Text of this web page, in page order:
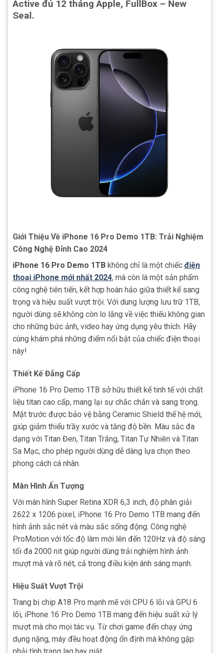
Active đủ 12 tháng Apple, FullBox – New
Seal.
Giới Thiệu Về iPhone 16 Pro Demo 1TB: Trải Nghiệm
Công Nghệ Đỉnh Cao 2024
iPhone 16 Pro Demo 1TB không chỉ là một chiếc điện
thoại iPhone mới nhất 2024, mà còn là một sản phẩm
công nghệ tiên tiến, kết hợp hoàn hảo giữa thiết kế sang
trọng và hiệu suất vượt trội. Với dung lượng lưu trữ 1TB,
người dùng sẽ không còn lo lắng về việc thiếu không gian
cho những bức ảnh, video hay ứng dụng yêu thích. Hãy
cùng khám phá những điểm nổi bật của chiếc điện thoại
này!
Thiết Kế Đẳng Cấp
iPhone 16 Pro Demo 1TB sở hữu thiết kế tinh tế với chất
liệu titan cao cấp, mang lại sự chắc chắn và sang trọng.
Mặt trước được bảo vệ bằng Ceramic Shield thế hệ mới,
giúp giảm thiểu trầy xước và tăng độ bền. Màu sắc đa
dạng với Titan Đen, Titan Trắng, Titan Tự Nhiên và Titan
Sa Mạc, cho phép người dùng dễ dàng lựa chọn theo
phong cách cá nhân.
Màn Hình Ấn Tượng
Với màn hình Super Retina XDR 6,3 inch, độ phân giải
2622 x 1206 pixel, iPhone 16 Pro Demo 1TB mang đến
hình ảnh sắc nét và màu sắc sống động. Công nghệ
ProMotion với tốc độ làm mới lên đến 120Hz và độ sáng
tối đa 2000 nit giúp người dùng trải nghiệm hình ảnh
mượt mà và rõ nét, cả trong điều kiện ánh sáng mạnh.
Hiệu Suất Vượt Trội
Trang bị chip A18 Pro mạnh mẽ với CPU 6 lõi và GPU 6
lõi, iPhone 16 Pro Demo 1TB mang đến hiệu suất xử lý
mượt mà cho mọi tác vụ. Từ chơi game đến chạy ứng
dụng nặng, máy đều hoạt động ổn định mà không gặp
phải tình trạng lag hay giật.